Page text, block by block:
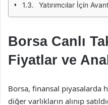
Yatırımcılar İçin
Borsa Canlı
Fiyatlar ve
Borsa, finansal piyasalarda
diğer varlıkların alınıp